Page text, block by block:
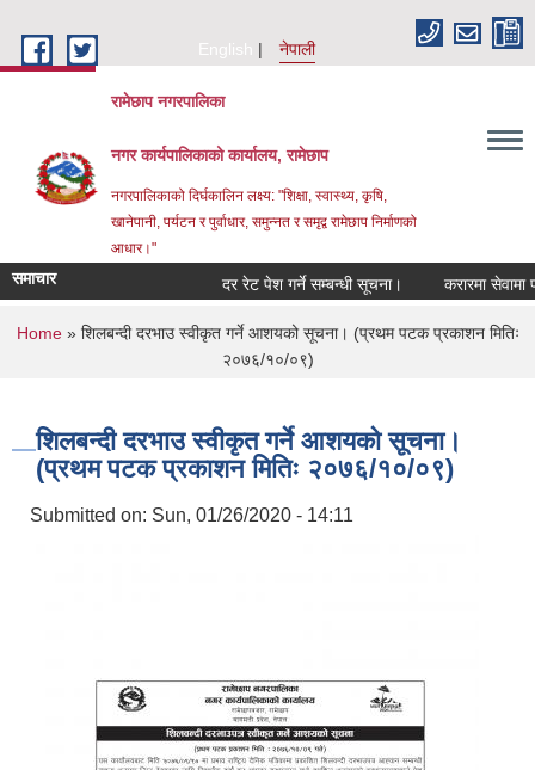
English
नेपाली
रामेछाप नगरपालिका
नगर कार्यपालिकाको कार्यालय, रामेछाप
नगरपालिकाको दिर्घकालिन लक्ष्य: "शिक्षा, स्वास्थ्य, कृषि,
खानेपानी, पर्यटन र पुर्वाधार, समुन्नत र समृद्व रामेछाप निर्माणको
आधार।"
समाचार दर रेट पेश गर्ने सम्बन्धी सूचना। करारमा सेवामा
You are here
Home» शिलबन्दी दरभाउ स्वीकृत गर्ने आशयको सूचना। (प्रथम पटक प्रकाशन मितिः
२०७६/१०/०९)
शिलबन्दी दरभाउ स्वीकृत गर्ने आशयको सूचना।
(प्रथम पटक प्रकाशन मितिः २०७६/१०/०९)
Submitted on: Sun, 01/26/2020 - 14:11